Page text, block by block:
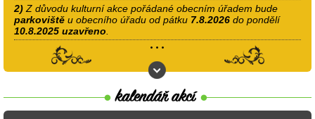
2) Z důvodu kulturní akce pořádané obecním úřadem bude
parkoviště u obecního úřadu od pátku 7.8.2026 do pondělí
10.8.2025 uzavřeno